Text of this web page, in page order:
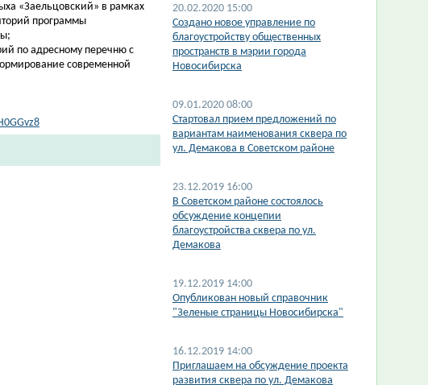
«Заельцовский» в рамках
программы
по адресному перечню с
современной
20.02.2020 15:00
Создано новое управление по
благоустройству общественных
пространств в мэрии города
Новосибирска
09.01.2020 08:00
Стартовал прием предложений по
вариантам наименования сквера по
ул. Демакова в Советском районе
23.12.2019 16:00
В Советском районе состоялось
обсуждение концепии
благоустройства сквера по ул.
Демакова
19.12.2019 14:00
Опубликован новый справочник
"Зеленые страницы Новосибирска"
16.12.2019 14:00
Приглашаем на обсуждение проекта
развития сквера по ул. Демакова